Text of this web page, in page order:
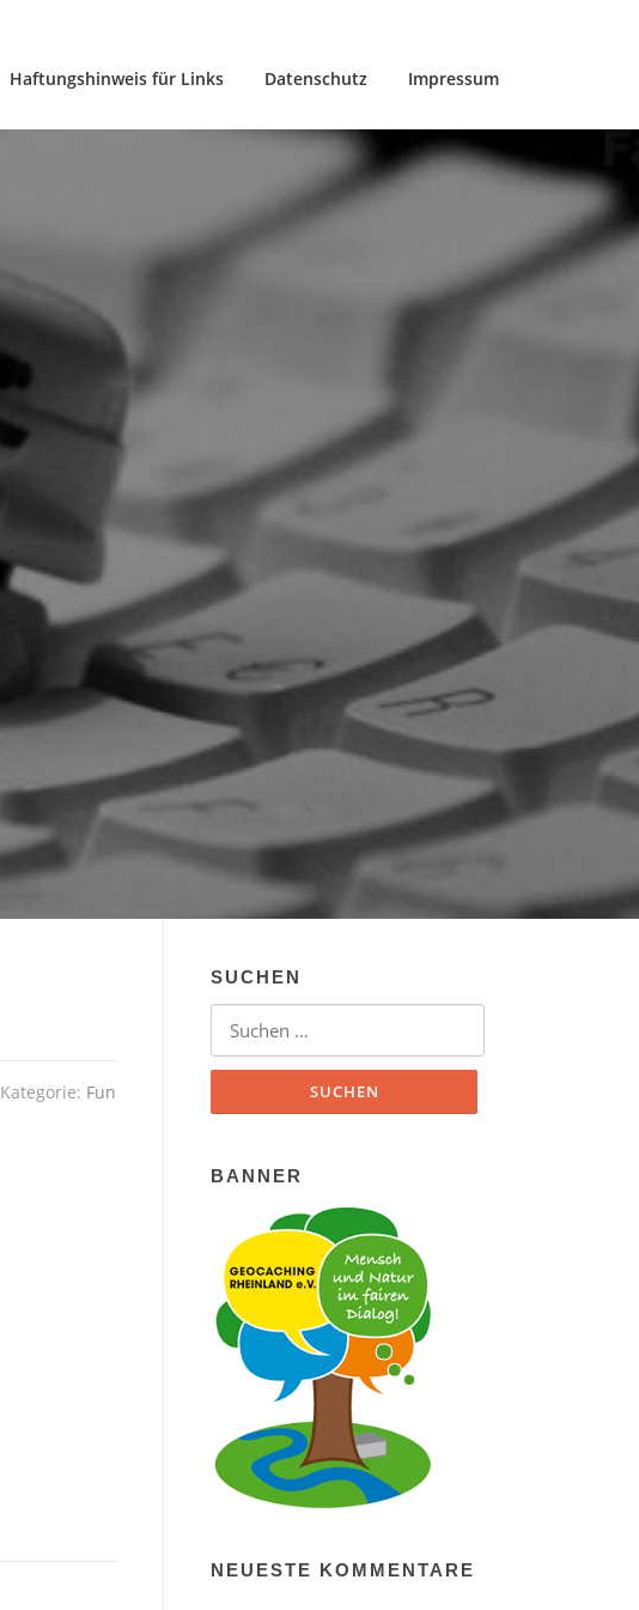
Haftungshinweis für Links Datenschutz Impressum
Kategorie: Fun
SUCHEN
Suchen nach:
BANNER
NEUESTE KOMMENTARE